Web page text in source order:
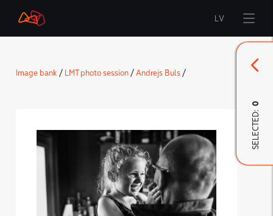
Start
LMT Defence
Downloads and news
Developed materials
LV
Image bank / LMT photo session/Andrejs Buls/
SELECTED:
0